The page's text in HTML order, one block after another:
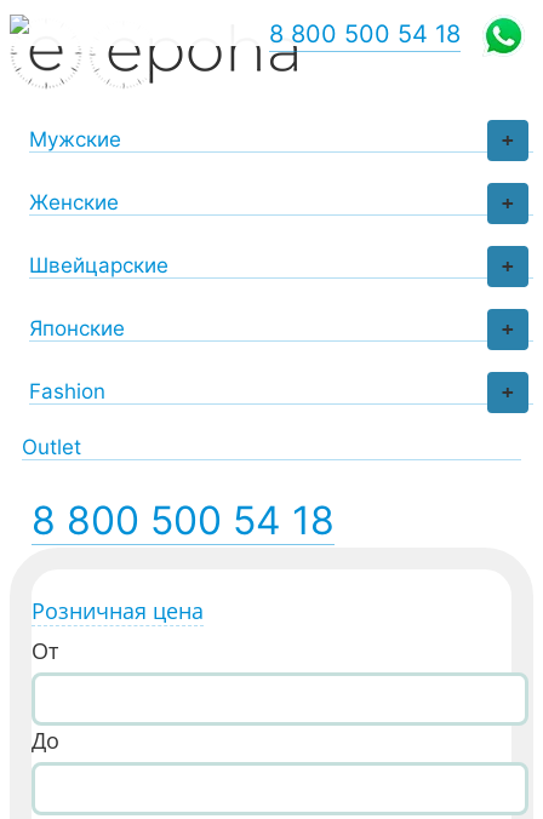
+
Мужские
+
Женские
+
Швейцарские
+
Японские
+
Fashion
Outlet
8 800 500 54 18
8 800 500 54 18
Розничная цена
От
До